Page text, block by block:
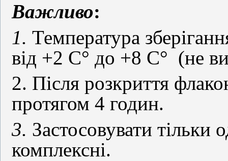
Важливо:
1. Температура
від +2 С° до +8 С° (не
2. Після розкриття
протягом 4 годин.
3. Застосовувати тільки
комплексні.